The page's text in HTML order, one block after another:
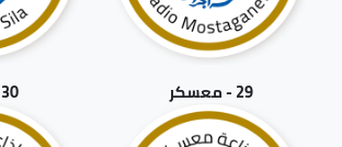
29 - معسكر 30 - ورقلة